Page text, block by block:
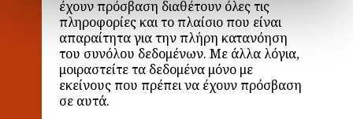
έχουν πρόσβαση διαθέτουν όλες τις
πληροφορίες και το πλαίσιο που είναι
απαραίτητα για την πλήρη κατανόηση
του συνόλου δεδομένων. Με άλλα λόγια,
μοιραστείτε τα δεδομένα μόνο με
εκείνους που πρέπει να έχουν πρόσβαση
σε αυτά.